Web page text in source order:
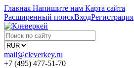
Главная Напишите нам Карта сайта
Расширенный поискВходРегистрация
mail@cleverkey.ru
+7 (495) 477-51-70